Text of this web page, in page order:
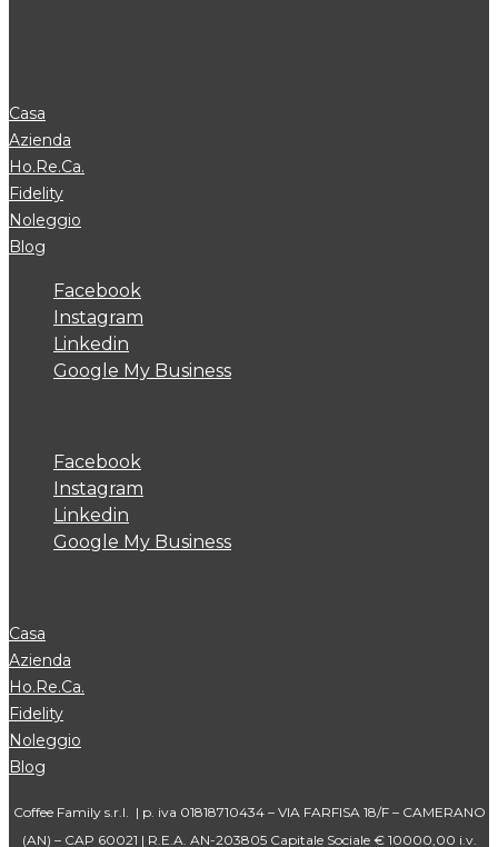
Casa
Azienda
Ho.Re.Ca.
Fidelity
Noleggio
Blog
Facebook
Instagram
Linkedin
Google My Business
Facebook
Instagram
Linkedin
Google My Business
Casa
Azienda
Ho.Re.Ca.
Fidelity
Noleggio
Blog
Coffee Family s.r.l. | p. iva 01818710434 – VIA FARFISA 18/F – CAMERANO
(AN) – CAP 60021 | R.E.A. AN-203805 Capitale Sociale € 10000,00 i.v.